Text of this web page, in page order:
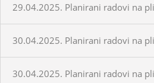
29.04.2025. Planirani radovi na
30.04.2025. Planirani radovi na
30.04.2025. Planirani radovi na